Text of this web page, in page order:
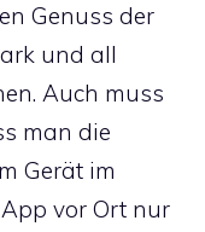
Genuss der
und all
Auch muss
man die
Gerät im
vor Ort nur